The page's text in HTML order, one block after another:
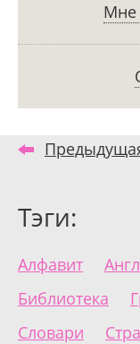
Мне
Тэги:
Алфавит
Библиотека
Словари